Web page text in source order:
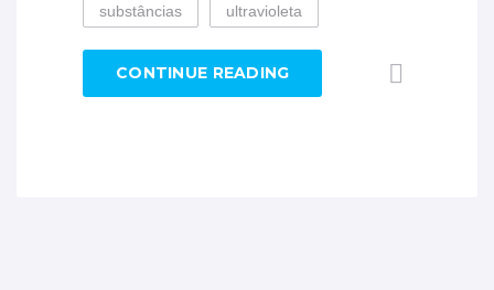
substâncias ultravioleta
CONTINUE READING